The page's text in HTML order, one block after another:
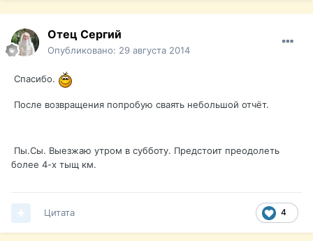
Отец Сергий
Опубликовано: 29 августа 2014
Спасибо.
После возвращения попробую сваять небольшой отчёт.
Пы.Сы. Выезжаю утром в субботу. Предстоит преодолеть
более 4-х тыщ км.
4
Цитата